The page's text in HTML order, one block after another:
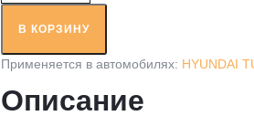
Приводной
валВ КОРЗИНУ
Применяется в автомобилях: HYUNDAI
Описание